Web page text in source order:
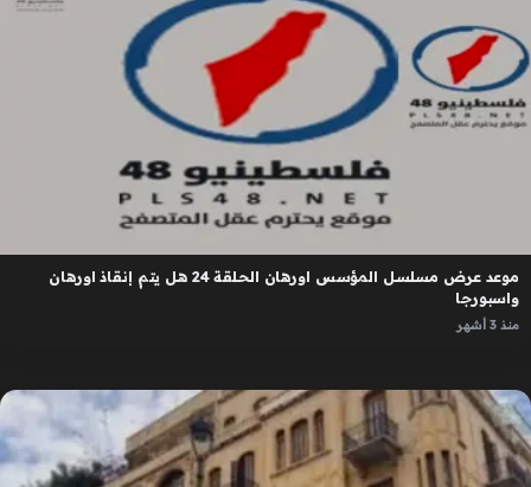
موعد عرض مسلسل المؤسس اورهان الحلقة 24 هل يتم إنقاذ اورهان
واسبورجا
منذ 3 أشهر